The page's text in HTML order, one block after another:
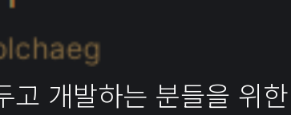
고 개발하는 분들을 위